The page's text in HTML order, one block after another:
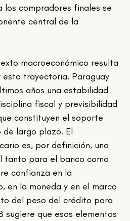
compradores finales se
central de la
trayectoria. Paraguay
años una estabilidad
fiscal y previsibilidad
constituyen el soporte
largo plazo. El
es, por definición, una
tanto para el banco como
confianza en la
en la moneda y en el marco
del peso del crédito para
sugiere que esos elementos